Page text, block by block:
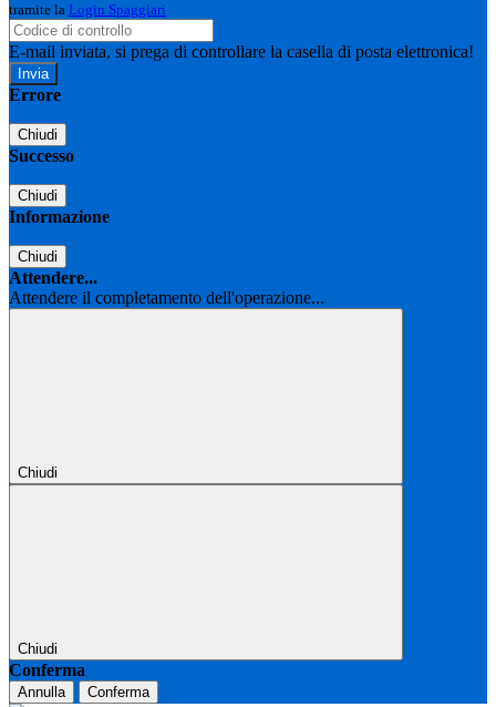
tramite la Login Spaggiari
E-mail inviata, si prega di controllare la casella di posta elettronica!
Errore
Chiudi
Successo
Chiudi
Informazione
Chiudi
Attendere...
Attendere il completamento dell'operazione...
Chiudi
Chiudi
Conferma
Annulla Conferma